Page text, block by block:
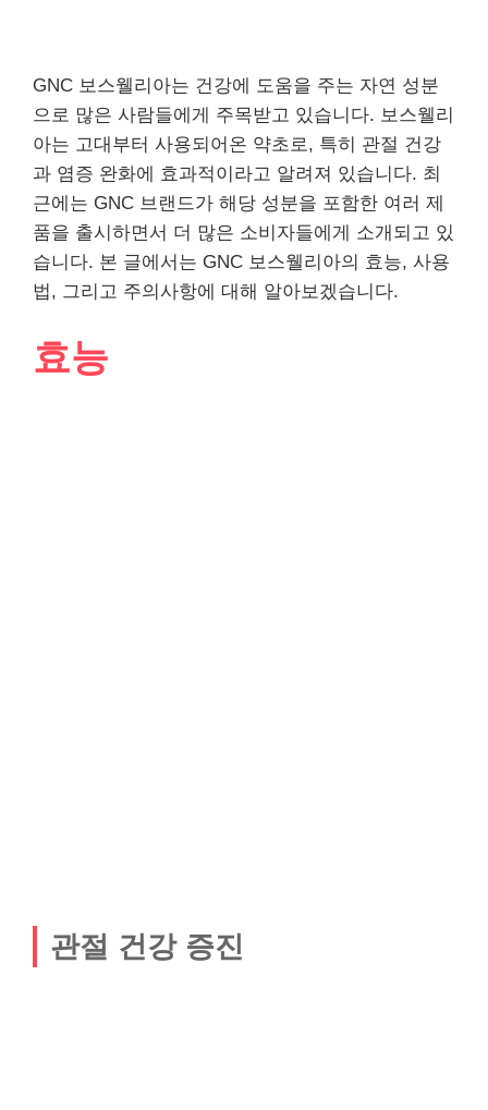
GNC 보스웰리아는 건강에 도움을 주는 자연 성분
으로 많은 사람들에게 주목받고 있습니다. 보스웰리
아는 고대부터 사용되어온 약초로, 특히 관절 건강
과 염증 완화에 효과적이라고 알려져 있습니다. 최
근에는 GNC 브랜드가 해당 성분을 포함한 여러 제
품을 출시하면서 더 많은 소비자들에게 소개되고 있
습니다. 본 글에서는 GNC 보스웰리아의 효능, 사용
법, 그리고 주의사항에 대해 알아보겠습니다.
효능
관절 건강 증진